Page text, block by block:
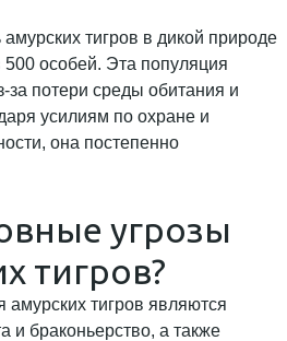
тигров в дикой природе
особей. Эта популяция
за потери среды обитания и
усилиям по охране и
она постепенно
угрозы
тигров?
тигров являются
и браконьерство, а также